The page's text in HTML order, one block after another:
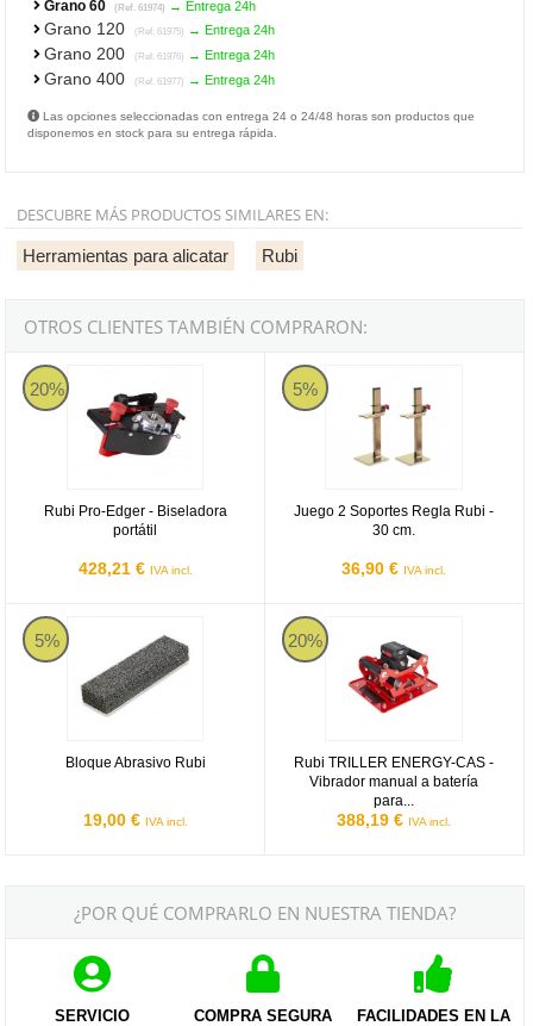
Grano 60 (Ref. 61974) → Entrega 24h
Grano 120 (Ref. 61975) → Entrega 24h
Grano 200 (Ref. 61976) → Entrega 24h
Grano 400 (Ref. 61977) → Entrega 24h
Las opciones seleccionadas con entrega 24 o 24/48 horas son productos que
disponemos en stock para su entrega rápida.
DESCUBRE MÁS PRODUCTOS SIMILARES EN:
Herramientas para alicatar Rubi
OTROS CLIENTES TAMBIÉN COMPRARON:
20%
Rubi Pro-Edger - Biseladora
portátil
428,21 € IVA incl.
Rubi Pro-Edger - Biseladora portátil
5%
Juego 2 Soportes Regla Rubi -
30 cm.
36,90 € IVA incl.
Juego 2 Soportes Regla Rubi -
5%
Bloque Abrasivo Rubi
19,00 € IVA incl.
Bloque Abrasivo Rubi
20%
Rubi TRILLER ENERGY-CAS -
Vibrador manual a batería
para...
388,19 € IVA incl.
Rubi TRILLER ENERGY-CAS -
¿POR QUÉ COMPRARLO EN NUESTRA TIENDA?
SERVICIO
COMPRA SEGURA
FACILIDADES EN LA